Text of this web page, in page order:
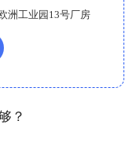
洲工业园13号厂房
？